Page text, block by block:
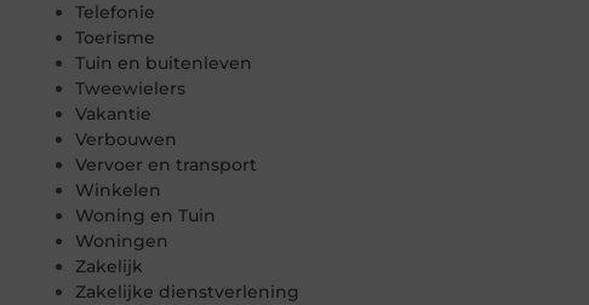
Telefonie
Toerisme
Tuin en buitenleven
Tweewielers
Vakantie
Verbouwen
Vervoer en transport
Winkelen
Woning en Tuin
Woningen
Zakelijk
Zakelijke dienstverlening